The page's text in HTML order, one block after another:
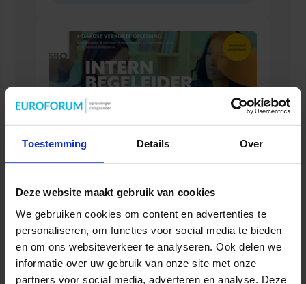
Toestemming Details Over
Deze website maakt gebruik van cookies
We gebruiken cookies om content en advertenties te
personaliseren, om functies voor social media te bieden
en om ons websiteverkeer te analyseren. Ook delen we
informatie over uw gebruik van onze site met onze
partners voor social media, adverteren en analyse. Deze
Verkorte opleiding voor de Intern Begeleider
ONDERWIJS